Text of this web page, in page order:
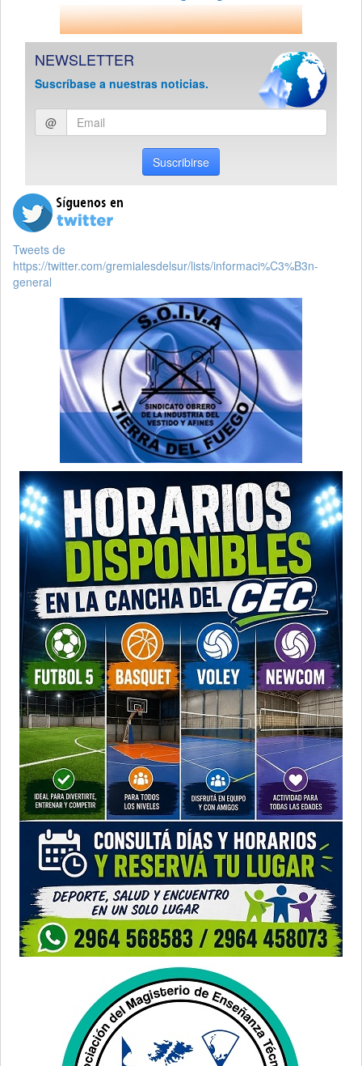
NEWSLETTER
Suscríbase a nuestras noticias.
Ingresar
email
@
Suscribirse
Tweets de
https://twitter.com/gremialesdelsur/lists/informaci%C3%B3n-
general